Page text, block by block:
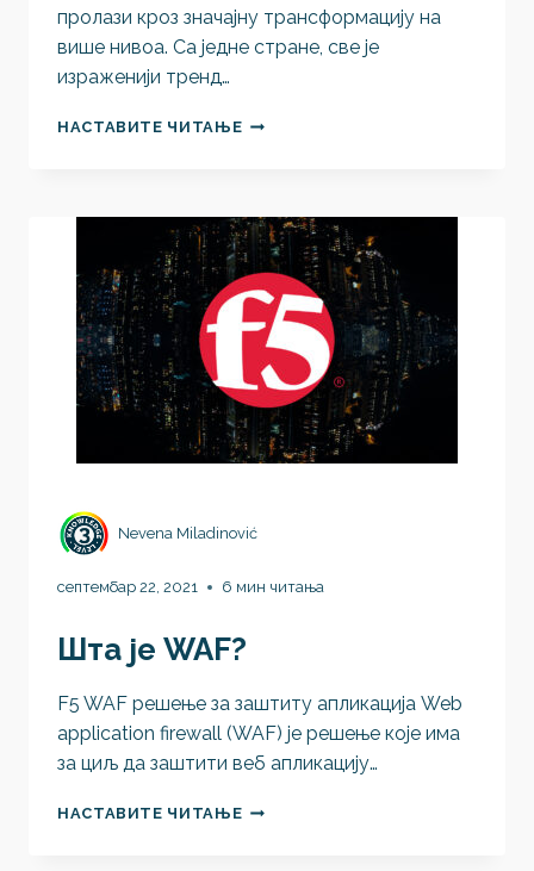
пролази кроз значајну трансформацију на
више нивоа. Са једне стране, све је
израженији тренд…
НАСТАВИТЕ ЧИТАЊЕВИРТУAЛИЗАЦИЈА
ИЗБОРА
ХИПЕРВИЗОРА,
ВЕЋ
ИЗБОРА
ПЛАТФОРМЕ
Nevena Miladinović
септембар 22, 2021 6 мин читања
Шта је WAF?
F5 WAF решење за заштиту апликација Web
application firewall (WAF) је решење које има
за циљ да заштити веб апликацију…
НАСТАВИТЕ ЧИТАЊЕШТА